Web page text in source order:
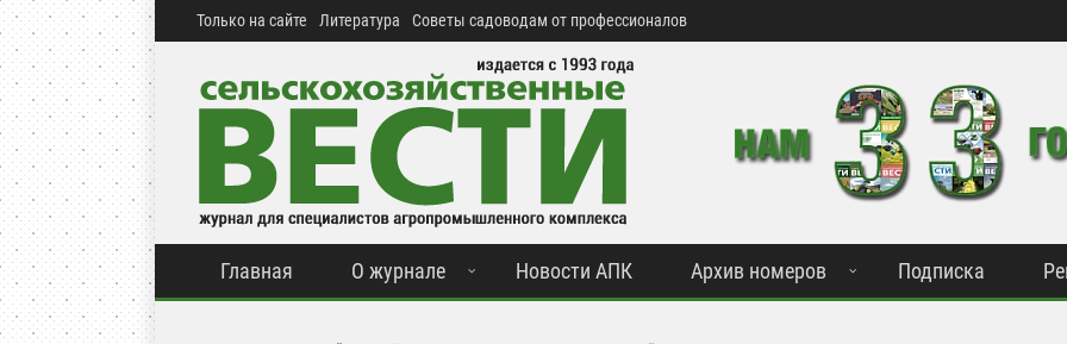
Только на сайте Литература Советы садоводам от профессионалов
Главная О журнале Новости АПК Архив номеров Подписка